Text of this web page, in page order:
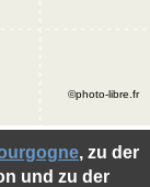
, zu der
und zu der
©photo-libre.fr